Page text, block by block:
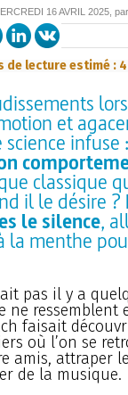
16 AVRIL 2025,
de lecture estimé :
et
science
classique
il le désire ?
le silence,
la menthe
pas il y a
ne ressemblent
faisait
où l’on se
amis, attraper
de la musique.